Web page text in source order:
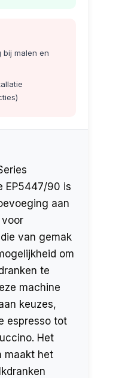
bij malen en
EP5447/90 is
aan
voor
van gemak
om
te
machine
keuzes,
espresso tot
Het
maakt het